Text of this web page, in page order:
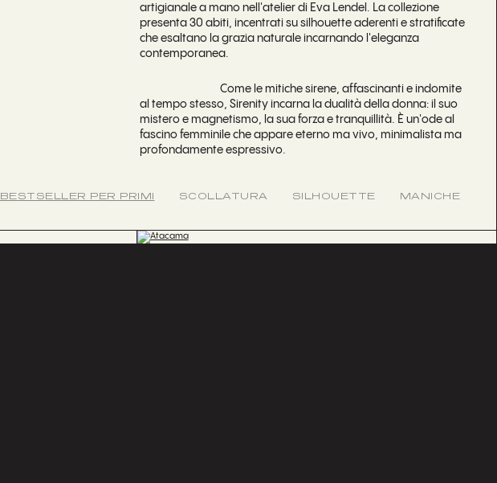
artigianale a mano nell'atelier di Eva Lendel. La collezione
presenta 30 abiti, incentrati su silhouette aderenti e stratificate
che esaltano la grazia naturale incarnando l'eleganza
contemporanea.
Come le mitiche sirene, affascinanti e indomite
al tempo stesso, Sirenity incarna la dualità della donna: il suo
mistero e magnetismo, la sua forza e tranquillità. È un'ode al
fascino femminile che appare eterno ma vivo, minimalista ma
profondamente espressivo.
BESTSELLER PER PRIMI SCOLLATURA SILHOUETTE MANICHE